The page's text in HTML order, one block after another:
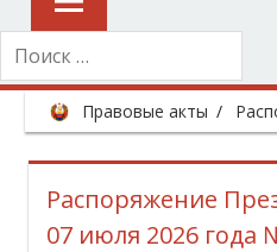
Правовые акты
Распоряжение
07 июля 2026 года